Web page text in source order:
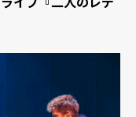
イブ『二人のレデ